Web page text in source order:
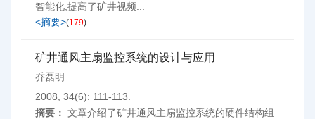
智能化,提高了矿井视频...
<摘要>(179)
矿井通风主扇监控系统的设计与应用
乔磊明
2008, 34(6): 111-113.
摘要： 文章介绍了矿井通风主扇监控系统的硬件结构组